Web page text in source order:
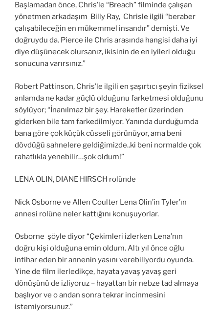
Başlamadan önce, Chris’le “Breach” filminde çalışan
yönetmen arkadaşım Billy Ray, Chrisle ilgili “beraber
çalışabileceğin en mükemmel insandır” demişti. Ve
doğruydu da. Pierce ile Chris arasında hangisi daha iyi
diye düşünecek olursanız, ikisinin de en iyileri olduğu
sonucuna varırsınız.”
Robert Pattinson, Chris’le ilgili en şaşırtıcı şeyin fiziksel
anlamda ne kadar güçlü olduğunu farketmesi olduğunu
söylüyor; “İnanılmaz bir şey. Hareketler üzerinden
giderken bile tam farkedilmiyor. Yanında durduğumda
bana göre çok küçük cüsseli görünüyor, ama beni
dövdüğü sahnelere geldiğimizde..ki beni normalde çok
rahatlıkla yenebilir…şok oldum!”
LENA OLIN, DIANE HIRSCH rolünde
Nick Osborne ve Allen Coulter Lena Olin’in Tyler’ın
annesi rolüne neler kattığını konuşuyorlar.
Osborne şöyle diyor “Çekimleri izlerken Lena’nın
doğru kişi olduğuna emin oldum. Altı yıl önce oğlu
intihar eden bir annenin yasını verebiliyordu oyunda.
Yine de film ilerledikçe, hayata yavaş yavaş geri
dönüşünü de izliyoruz – hayattan bir nebze tad almaya
başlıyor ve o andan sonra tekrar incinmesini
istemiyorsunuz.”